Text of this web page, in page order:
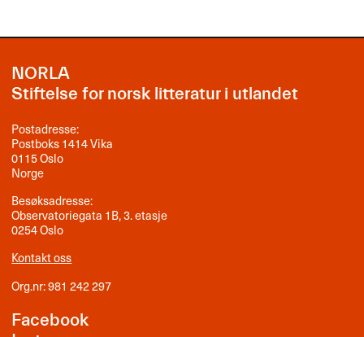
NORLA
Stiftelse for norsk litteratur i utlandet
Postadresse:
Postboks 1414 Vika
0115 Oslo
Norge
Besøksadresse:
Observatoriegata 1B, 3. etasje
0254 Oslo
Kontakt oss
Org.nr: 981 242 297
Facebook